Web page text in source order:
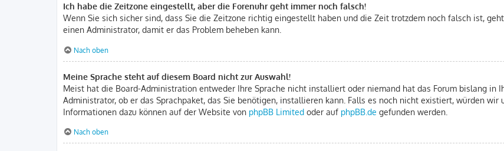
Ich habe die Zeitzone eingestellt, aber die Forenuhr geht immer noch falsch!
Wenn Sie sich sicher sind, dass Sie die Zeitzone richtig eingestellt haben und die Zeit trotzdem noch falsch ist,
einen Administrator, damit er das Problem beheben kann.
Nach oben
Meine Sprache steht auf diesem Board nicht zur Auswahl!
Meist hat die Board-Administration entweder Ihre Sprache nicht installiert oder niemand hat das Forum bislang in
Administrator, ob er das Sprachpaket, das Sie benötigen, installieren kann. Falls es noch nicht existiert, würden
Informationen dazu können auf der Website von phpBB Limited oder auf phpBB.de gefunden werden.
Nach oben